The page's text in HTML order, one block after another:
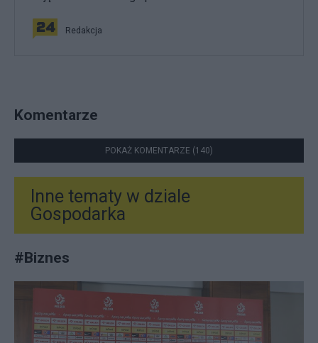
Redakcja
Komentarze
POKAŻ KOMENTARZE (140)
Inne tematy w dziale
Gospodarka
#Biznes